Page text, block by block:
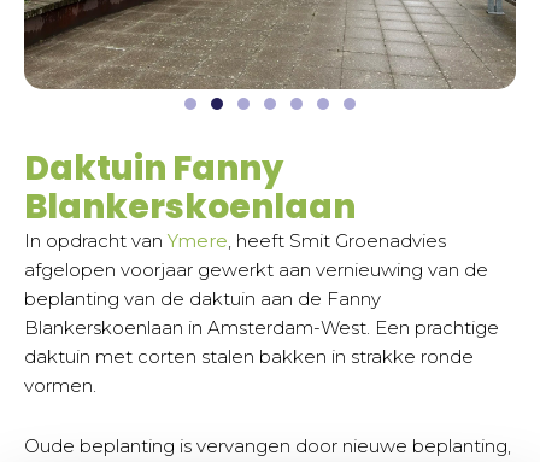
Daktuin Fanny
Blankerskoenlaan
In opdracht van Ymere, heeft Smit Groenadvies
afgelopen voorjaar gewerkt aan vernieuwing van de
beplanting van de daktuin aan de Fanny
Blankerskoenlaan in Amsterdam-West. Een prachtige
daktuin met corten stalen bakken in strakke ronde
vormen.
Oude beplanting is vervangen door nieuwe beplanting,